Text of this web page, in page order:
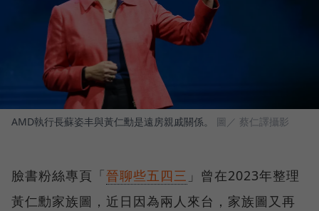
AMD執行長蘇姿丰與黃仁勳是遠房親戚關係。 圖／ 蔡仁譯攝影
臉書粉絲專頁「晉聊些五四三 」曾在2023年整理
黃仁勳家族圖，近日因為兩人來台，家族圖又再